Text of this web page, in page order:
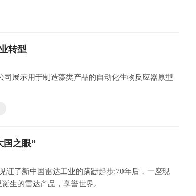
转型
司展示用于制造藻类产品的自动化生物反应器原型
国之眼”
证了新中国雷达工业的蹒跚起步;70年后，一座现
生的雷达产品，享誉世界。